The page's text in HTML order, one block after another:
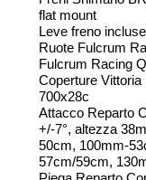
flat mount
Leve freno
Ruote Fulcrum
Fulcrum Racing
Coperture
700x28c
Attacco Reparto
+/-7°, altezza
50cm, 100mm-
57cm/59cm,